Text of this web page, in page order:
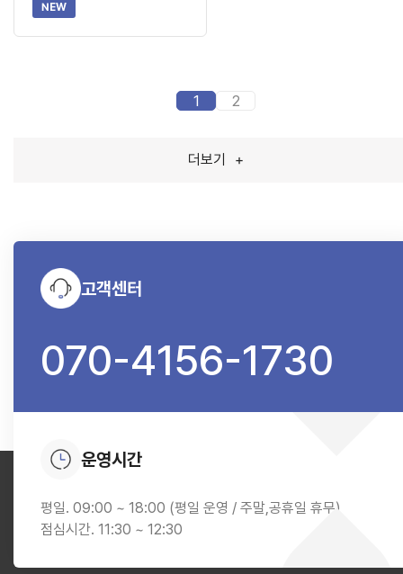
NEW
1 2
더보기 +
고객센터
070-4156-1730
운영시간
평일. 09:00 ~ 18:00 (평일 운영 / 주말,공휴일 휴무)
점심시간. 11:30 ~ 12:30